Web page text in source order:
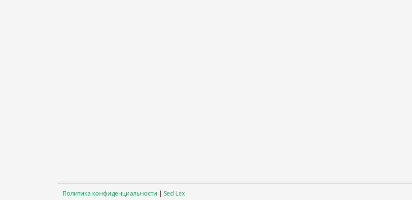
Политика конфиденциальности | Sed Lex